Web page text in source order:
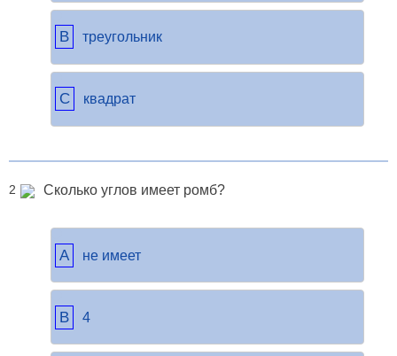
B треугольник
C квадрат
2 Сколько углов имеет ромб?
A не имеет
B 4